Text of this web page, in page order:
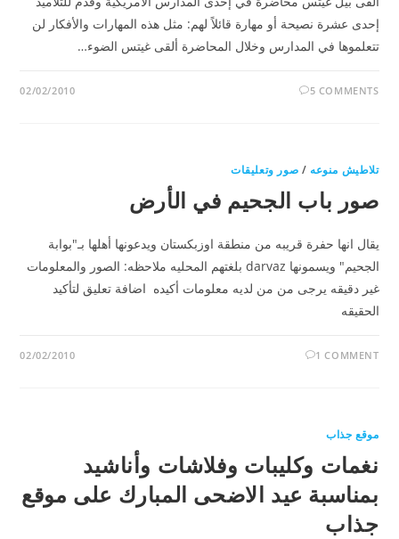
إحدى عشرة نصيحة أو مهارة قائلاً لهم: مثل هذه المهارات والأفكار لن
تتعلموها في المدارس وخلال المحاضرة ألقى غيتس الضوء…
5 COMMENTS
02/02/2010
تلاطيش منوعه / صور وتعليقات
صور باب الجحيم في الأرض
يقال انها حفرة قريبه من منطقة اوزبكستان ويدعونها أهلها بـ"بوابة
الجحيم" ويسمونها darvaz بلغتهم المحليه ملاحظه: الصور والمعلومات
غير دقيقه يرجى من من لديه معلومات أكيده اضافة تعليق لتأكيد
الحقيقه
1 COMMENT
02/02/2010
موقع جذاب
نغمات وكليبات وفلاشات وأناشيد
بمناسبة عيد الاضحى المبارك على موقع
جذاب